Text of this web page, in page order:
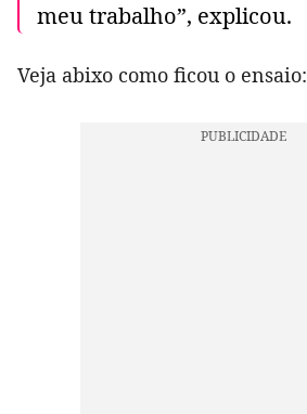
meu trabalho”, explicou.
Veja abixo como ficou o ensaio: